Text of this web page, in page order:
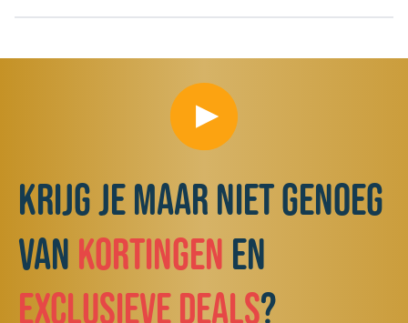
Krijg je maar niet genoeg
van kortingen en
exclusieve deals?